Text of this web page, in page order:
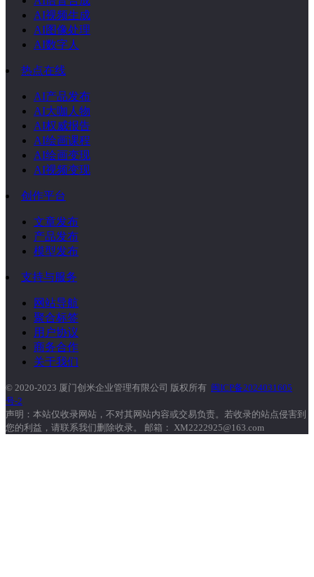
AI视频生成
AI图像处理
AI数字人
热点在线
AI产品发布
AI大咖人物
AI权威报告
AI绘画课程
AI绘画变现
AI视频变现
创作平台
文章发布
产品发布
模型发布
支持与服务
网站导航
聚合标签
用户协议
商务合作
关于我们
© 2020-2023 厦门创米企业管理有限公司 版权所有 闽ICP备2024031605
号-2
声明：本站仅收录网站，不对其网站内容或交易负责。若收录的站点侵害到
您的利益，请联系我们删除收录。 邮箱： XM2222925@163.com